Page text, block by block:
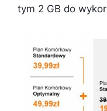
tym 2 GB do